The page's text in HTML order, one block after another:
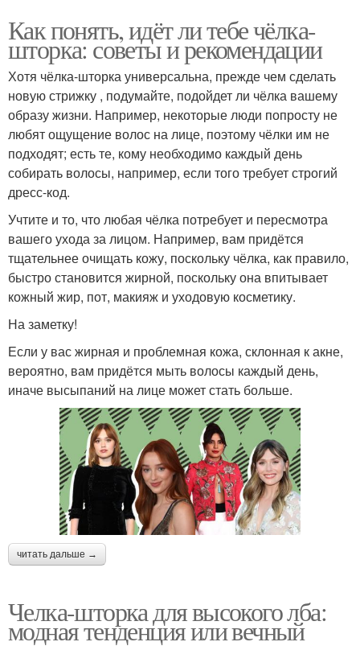
Как понять, идёт ли тебе чёлка-
шторка: советы и рекомендации
Хотя чёлка-шторка универсальна, прежде чем сделать
новую стрижку , подумайте, подойдет ли чёлка вашему
образу жизни. Например, некоторые люди попросту не
любят ощущение волос на лице, поэтому чёлки им не
подходят; есть те, кому необходимо каждый день
собирать волосы, например, если того требует строгий
дресс-код.
Учтите и то, что любая чёлка потребует и пересмотра
вашего ухода за лицом. Например, вам придётся
тщательнее очищать кожу, поскольку чёлка, как правило,
быстро становится жирной, поскольку она впитывает
кожный жир, пот, макияж и уходовую косметику.
На заметку!
Если у вас жирная и проблемная кожа, склонная к акне,
вероятно, вам придётся мыть волосы каждый день,
иначе высыпаний на лице может стать больше.
читать дальше →
Челка-шторка для высокого лба:
модная тенденция или вечный